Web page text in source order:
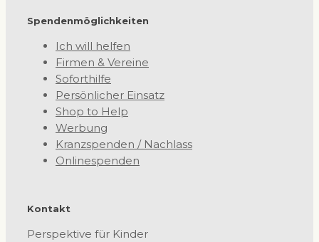
Spendenmöglichkeiten
Ich will helfen
Firmen & Vereine
Soforthilfe
Persönlicher Einsatz
Shop to Help
Werbung
Kranzspenden / Nachlass
Onlinespenden
Kontakt
Perspektive für Kinder